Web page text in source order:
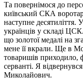
Та повернімося до
київський СКА
наступне
українців у складі
що золотої медалі на
мене її вкрали. Ще в
товаришів приходило,
серванті. Я
Миколайович.